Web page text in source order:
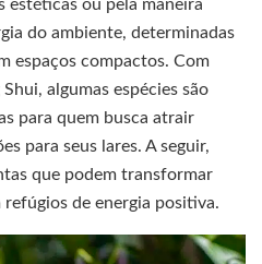
estéticas ou pela maneira
do ambiente, determinadas
espaços compactos. Com
algumas espécies são
para quem busca atrair
para seus lares. A seguir,
que podem transformar
de energia positiva.